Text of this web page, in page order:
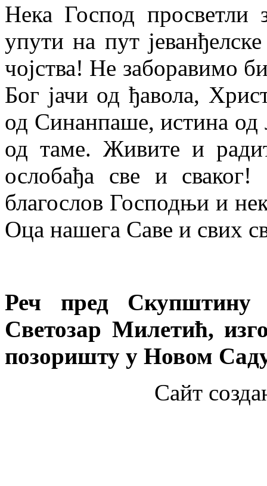
Нека Господ просветли
упути на пут
чојства! Не заборавимо
Бог јачи од ђавола,
од Синанпаше, истина од
од таме. Живите и
ослобађа све и
благослов Господњи и
Оца нашега Саве и свих
Реч пред Скупштину
Светозар Милетић,
позоришту у Новом
Сайт